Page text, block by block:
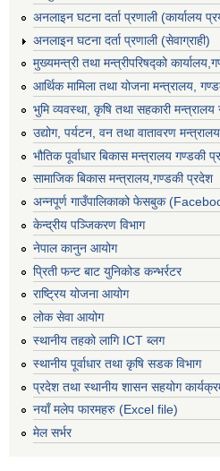
अनलाइन घटना दर्ता प्रणाली (कार्यालय
अनलाइन घटना दर्ता प्रणाली (सेवाग्राही)
मुख्यमन्त्री तथा मन्त्रीपरिषद्को
आर्थिक मामिला तथा योजना मन्त्रालय,
भुमि व्यवस्था, कृषि तथा सहकारी
उद्योग, पर्यटन, वन तथा वातावरण
भौतिक पूर्वाधार बिकास मन्त्रालय गण्डकी
सामाजिक बिकास मन्त्रालय,गण्डकी प्रदेश
अन्नपूर्ण गाउँपालिकाको फेसबुक
केन्द्रीय पञ्जिकरण विभाग
नेपाल कानुन आयोग
प्रिती फन्ट बाट युनिकोड कन्भर्रटर
राष्ट्रिय योजना आयोग
लोक सेवा आयोग
स्थानीय तहको लागि ICT ब्लग
स्थानीय पूर्वाधार तथा कृषि सडक विभाग
प्रदेश तथा स्थानीय शासन सहयोग
नयाँ मलेप फारमहरु (Excel file)
मेल सर्भर